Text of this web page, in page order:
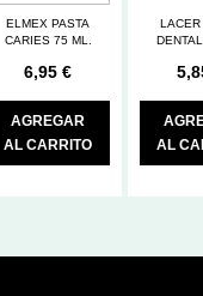
ELMEX PASTA
CARIES 75 ML.
6,95 €
AGREGAR
AL CARRITO
LACER
AL